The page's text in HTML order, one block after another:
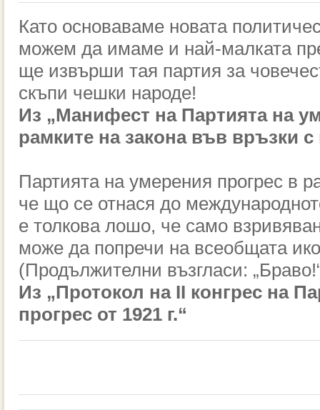
Като основаваме новата
можем да имаме и най-малката
ще извърши тая партия за
скъпи чешки народе!
Из „Манифест на Партията на
рамките на закона във връзки
Партията на умерения прогрес в
че що се отнася до
е толкова лошо, че само
може да попречи на всеобщата
(Продължителни възгласи:
Из „Протокол на ІІ конгрес на
прогрес от 1921 г.“